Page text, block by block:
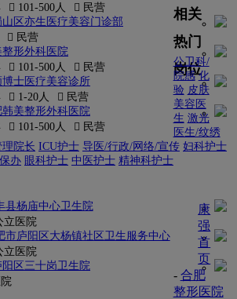
 101-500人
 民营
区亦生医疗美容门诊部
 民营
形外科医院
 101-500人
 民营
士医疗美容诊所
 1-20人
 民营
美整形外科医院
 101-500人  民营
相关
热门
岗位
公卫科/
院感 化
验 皮肤
美容医
生 激光
医生/纹绣
理院长 ICU护士 导医/行政/网络/宣传 妇科护士
办 眼科护士 中医护士 精神科护士
县杨庙中心卫生院
立医院
市庐阳区大杨镇社区卫生服务中心
立医院
区三十岗卫生院
康
强
首
页
- 合肥
整形医院